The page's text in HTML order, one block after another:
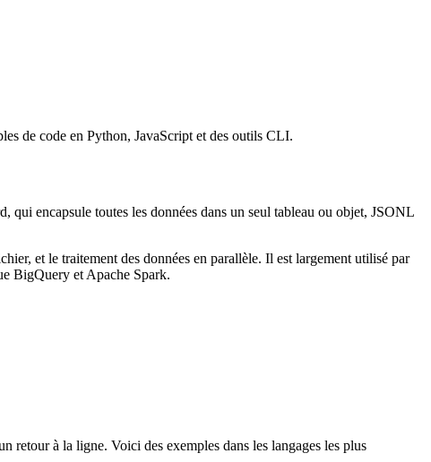
de code en Python, JavaScript et des outils CLI.
encapsule toutes les données dans un seul tableau ou objet, JSONL
et le traitement des données en parallèle. Il est largement utilisé par
BigQuery et Apache Spark.
retour à la ligne. Voici des exemples dans les langages les plus